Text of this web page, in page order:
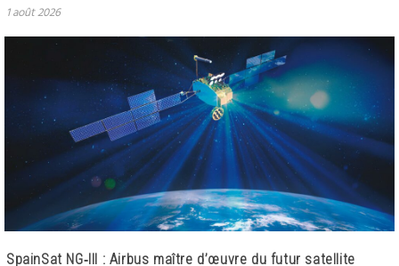
1 août 2026
SpainSat NG‑III : Airbus maître d’œuvre du futur satellite